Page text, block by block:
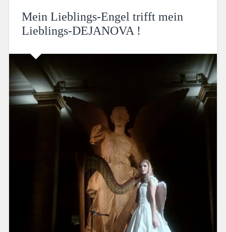
Mein Lieblings-Engel trifft mein
Lieblings-DEJANOVA !